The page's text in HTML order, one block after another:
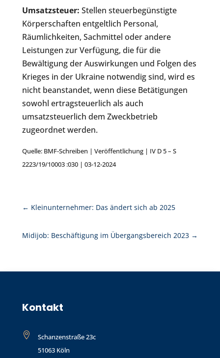
Umsatzsteuer: Stellen steuerbegünstigte
Körperschaften entgeltlich Personal,
Räumlichkeiten, Sachmittel oder andere
Leistungen zur Verfügung, die für die
Bewältigung der Auswirkungen und Folgen des
Krieges in der Ukraine notwendig sind, wird es
nicht beanstandet, wenn diese Betätigungen
sowohl ertragsteuerlich als auch
umsatzsteuerlich dem Zweckbetrieb
zugeordnet werden.
Quelle: BMF-Schreiben | Veröffentlichung | IV D 5 – S
2223/19/10003 :030 | 03-12-2024
← Kleinunternehmer: Das ändert sich ab 2025
Midijob: Beschäftigung im Übergangsbereich 2023 →
Kontakt

Schanzenstraße 23c
51063 Köln